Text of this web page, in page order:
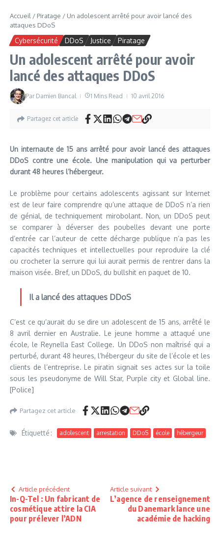
Accueil / Piratage / Un adolescent arrêté pour avoir lancé des
attaques DDoS
Cybersécurité DDoS Justice Piratage
Un adolescent arrêté pour avoir
lancé des attaques DDoS
Par Damien Bancal 1 Mins Read 10 avril 2016
Partagez cet article
Un internaute de 15 ans arrêté pour avoir lancé des attaques
DDoS contre une école. Une manipulation qui va perturber
durant 48 heures l’hébergeur.
Le problème pour certains adolescents agissant sur Internet
est de leur faire comprendre qu’une attaque de DDoS n’a rien
de génial, de techniquement mirobolant. Non, un DDoS peut
se comparer à déverser des poubelles devant une porte
d’entrée car l’auteur de cette décharge publique n’a pas les
capacités techniques et intellectuelles pour reproduire la clé
ou crocheter la serrure qui lui aurait permis de rentrer dans la
maison visée. Bref, un DDoS, du bullshit en paquet de 10.
Il a lancé des attaques DDoS
C’est ce qu’aurait du se dire un adolescent de 15 ans, arrêté le
8 avril dernier en Australie. Le jeune homme a attaqué une
école, le Reynella East College. Un DDoS non maîtrisé qui a
perturbé, durant 48 heures, l’hébergeur du site de l’école et les
clients de l’entreprise. Le piratin signait ses actes sur la toile
sous les pseudonyme de Will Star, Purple city et Global line.
[Police]
Partagez cet article
Étiquetté : adolescent arrestation DDoS école hébergeur
Article précédent
In-Q-Tel : Un fabricant de
cosmétique attire la CIA
pour prélever l’ADN
Article suivant
L’agence de renseignement
du Danemark lance une
académie de hacking